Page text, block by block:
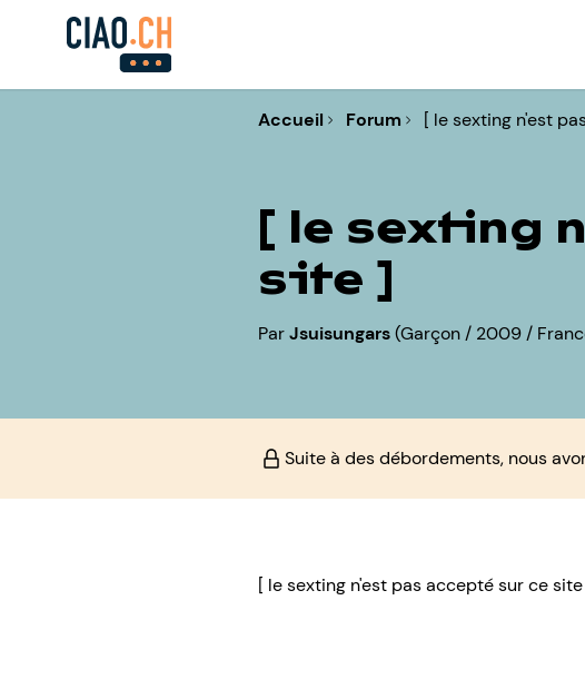
Accueil Forum [ le sexting n'est
[ le sexting
site ]
ParJsuisungars(Garçon / 2009 /
Suite à des débordements, nous
[ le sexting n'est pas accepté sur ce site